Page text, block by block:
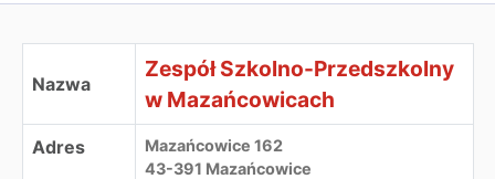
Zespół Szkolno-Przedszkolny w Mazańcowicach
Nazwa
Zespół Szkolno-Przedszkolny
w Mazańcowicach
Adres
Mazańcowice 162
43-391 Mazańcowice